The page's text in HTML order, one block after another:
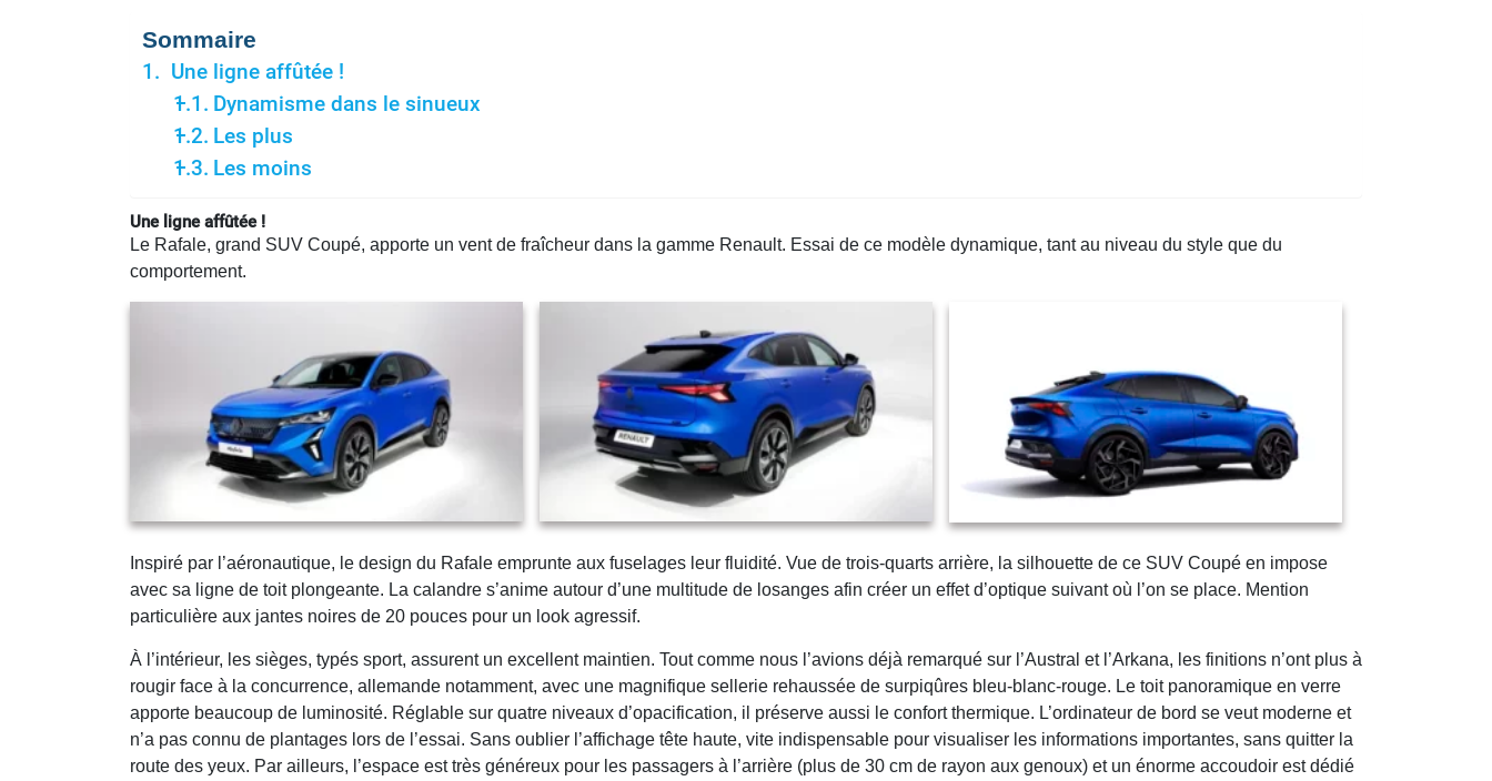
Sommaire
Une ligne affûtée !
Dynamisme dans le sinueux
Les plus
Les moins
Une ligne affûtée !
Le Rafale, grand SUV Coupé, apporte un vent de fraîcheur dans la gamme Renault. Essai de ce modèle dynamique, tant au niveau du style que du
comportement.
Inspiré par l’aéronautique, le design du Rafale emprunte aux fuselages leur fluidité. Vue de trois-quarts arrière, la silhouette de ce SUV Coupé en impose
avec sa ligne de toit plongeante. La calandre s’anime autour d’une multitude de losanges afin créer un effet d’optique suivant où l’on se place. Mention
particulière aux jantes noires de 20 pouces pour un look agressif.
À l’intérieur, les sièges, typés sport, assurent un excellent maintien. Tout comme nous l’avions déjà remarqué sur l’Austral et l’Arkana, les finitions n’ont plus à
rougir face à la concurrence, allemande notamment, avec une magnifique sellerie rehaussée de surpiqûres bleu-blanc-rouge. Le toit panoramique en verre
apporte beaucoup de luminosité. Réglable sur quatre niveaux d’opacification, il préserve aussi le confort thermique. L’ordinateur de bord se veut moderne et
n’a pas connu de plantages lors de l’essai. Sans oublier l’affichage tête haute, vite indispensable pour visualiser les informations importantes, sans quitter la
route des yeux. Par ailleurs, l’espace est très généreux pour les passagers à l’arrière (plus de 30 cm de rayon aux genoux) et un énorme accoudoir est dédié